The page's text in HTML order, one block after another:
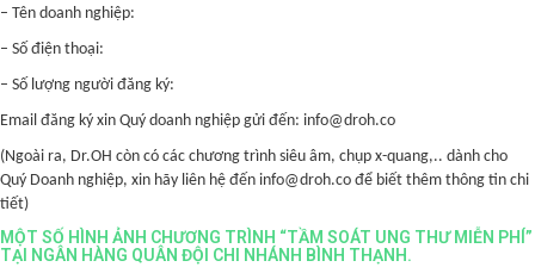
– Tên doanh nghiệp:
– Số điện thoại:
– Số lượng người đăng ký:
Email đăng ký xin Quý doanh nghiệp gửi đến: info@droh.co
(Ngoài ra, Dr.OH còn có các chương trình siêu âm, chụp x-quang,.. dành cho
Quý Doanh nghiệp, xin hãy liên hệ đến info@droh.co để biết thêm thông tin chi
tiết)
MỘT SỐ HÌNH ẢNH CHƯƠNG TRÌNH “TẦM SOÁT UNG THƯ MIỄN PHÍ”
TẠI NGÂN HÀNG QUÂN ĐỘI CHI NHÁNH BÌNH THẠNH.